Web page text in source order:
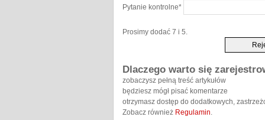
Pytanie kontrolne*
Prosimy dodać 7 i 5.
Dlaczego warto się
zobaczysz pełną treść artykułów
będziesz mógł pisać komentarze
otrzymasz dostęp do dodatkowych,
Zobacz również Regulamin.